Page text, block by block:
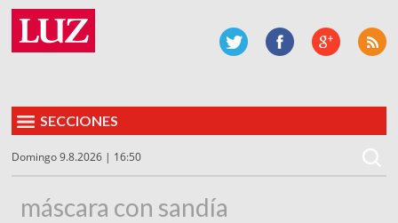
SECCIONES
Domingo 9.8.2026 | 16:50
máscara con sandía